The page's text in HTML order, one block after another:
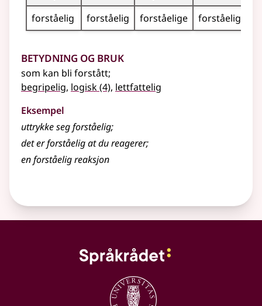
forståelig
forståelig forståelige forståelige
Betydning og bruk
som kan bli forstått;
begripelig, logisk(4), lettfattelig
Eksempel
uttrykke segforståelig;
det erforståeligat du reagerer;
enforståeligreaksjon